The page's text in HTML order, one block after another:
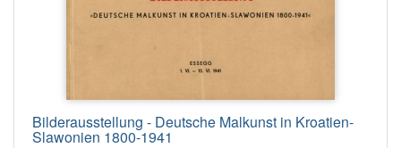
Bilderausstellung - Deutsche Malkunst in Kroatien-
Slawonien 1800-1941